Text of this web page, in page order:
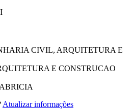
CIVIL, ARQUITETURA E
E CONSTRUCAO
Atualizar informações